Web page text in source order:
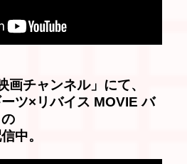
画チャンネル」にて、
ーツ×リバイス MOVIE バ
中。